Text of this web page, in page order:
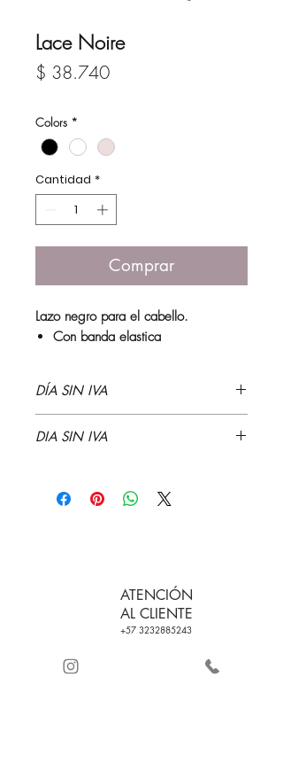
Lace Noire
$ 38.740Precio
Colors *
Cantidad *
Comprar
Lazo negro para el cabello.
Con banda elastica
DÍA SIN IVA
DIA SIN IVA
ATENCIÓN
AL CLIENTE
+57 3232885243